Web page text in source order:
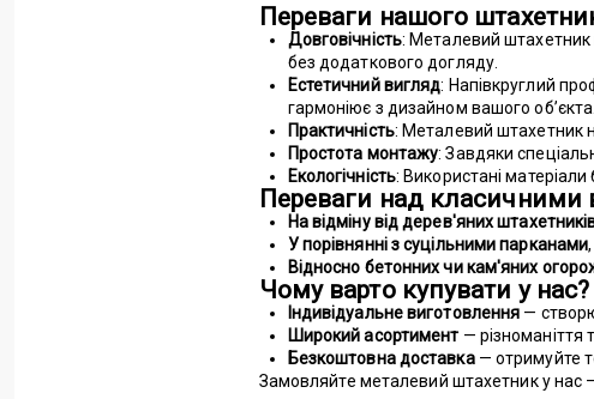
Переваги нашого
Довговічність: Металевий штахетник
без додаткового догляду.
Естетичний вигляд: Напівкруглий
гармоніює з дизайном вашого об’єкта.
Практичність: Металевий штахетник
Простота монтажу: Завдяки
Екологічність: Використані матеріали
Переваги над класичними
На відміну від дерев'яних
У порівнянні з суцільними парканами
Відносно бетонних чи кам'яних
Чому варто купувати у нас?
Індивідуальне виготовлення —
Широкий асортимент —
Безкоштовна доставка— отримуйте
Замовляйте металевий штахетник у нас